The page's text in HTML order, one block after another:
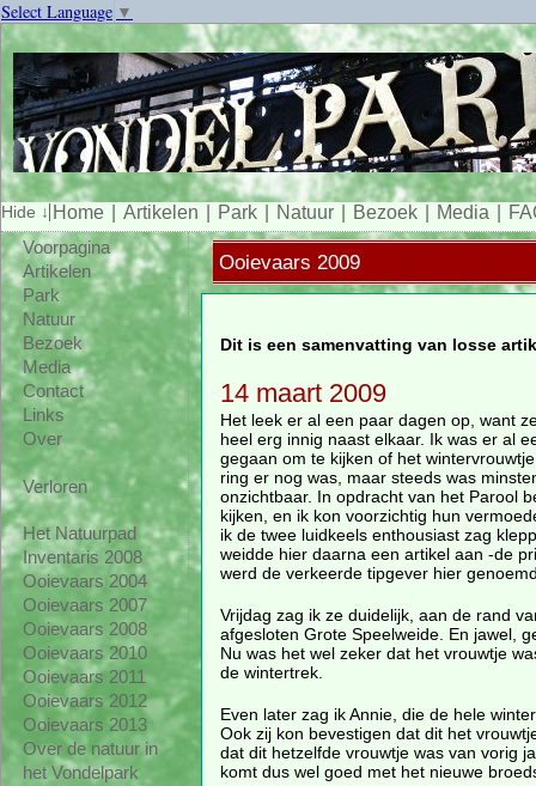
Select Language ▼
Home Artikelen Park Natuur Bezoek Media
Voorpagina
Artikelen
Park
Natuur
Bezoek
Media
Contact
Links
Over
Verloren
Het Natuurpad
Inventaris 2008
Ooievaars 2004
Ooievaars 2007
Ooievaars 2008
Ooievaars 2010
Ooievaars 2011
Ooievaars 2012
Ooievaars 2013
Over de natuur in
het Vondelpark
Ooievaars 2009
Dit is een samenvatting van losse
14 maart 2009
Het leek er al een paar dagen op, want
heel erg innig naast elkaar. Ik was er al
gegaan om te kijken of het
ring er nog was, maar steeds was
onzichtbaar. In opdracht van het Parool
kijken, en ik kon voorzichtig hun
ik de twee luidkeels enthousiast zag
weidde hier daarna een artikel aan -de
werd de verkeerde tipgever hier
Vrijdag zag ik ze duidelijk, aan de rand
afgesloten Grote Speelweide. En jawel,
Nu was het wel zeker dat het vrouwtje
de wintertrek.
Even later zag ik Annie, die de hele
Ook zij kon bevestigen dat dit het
dat dit hetzelfde vrouwtje was van vorig
komt dus wel goed met het nieuwe